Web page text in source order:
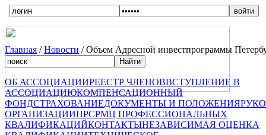
Главная /Новости / Объем Адресной инвестпрограммы
ОБ АССОЦИАЦИИРЕЕСТР ЧЛЕНОВВСТУПЛЕНИЕ В
АССОЦИАЦИЮКОМПЕНСАЦИОННЫЙ
ФОНДСТРАХОВАНИЕДОКУМЕНТЫ И ПОЛОЖЕНИЯ
ОРГАНИЗАЦИИНРСРМЦ ПРОФЕССИОНАЛЬНЫХ
КВАЛИФИКАЦИЙКОНТАКТЫНЕЗАВИСИМАЯ ОЦЕНКА